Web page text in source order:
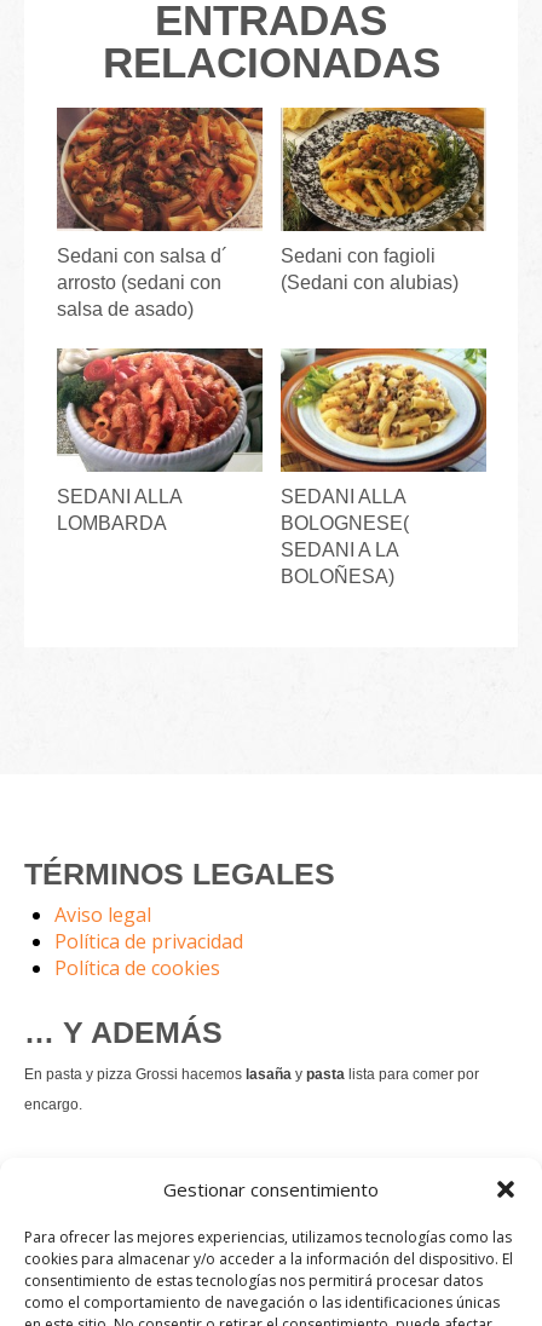
Gestionar consentimiento
Para ofrecer las mejores experiencias, utilizamos tecnologías como las
cookies para almacenar y/o acceder a la información del dispositivo. El
consentimiento de estas tecnologías nos permitirá procesar datos
como el comportamiento de navegación o las identificaciones únicas
ENTRADAS
RELACIONADAS
Sedani con salsa d´
arrosto (sedani con
salsa de asado)
Sedani con fagioli
(Sedani con alubias)
SEDANI ALLA
LOMBARDA
SEDANI ALLA
BOLOGNESE(
SEDANI A LA
BOLOÑESA)
TÉRMINOS LEGALES
Aviso legal
Política de privacidad
Política de cookies
… Y ADEMÁS
En pasta y pizza Grossi hacemos lasaña y pasta lista para comer por
encargo.
es un permanente.
Pedir comida Just eat